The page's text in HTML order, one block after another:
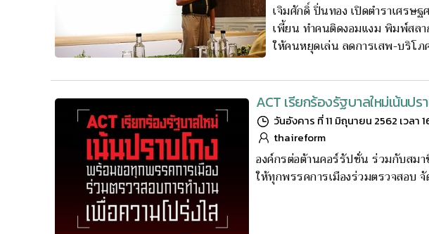
เจิมศักดิ์ ปิ่นทอง เปิดตำราเศรษ
เพี้ยน ทำคนติดงอมแงม พิมพ์สล
ให้คนหยุดเล่น ลดการเสพ-บริโภ
ACT เรียกร้องรัฐบาลใหม่เน้นป
วันอังคาร ที่ 11 มิถุนายน 2562 เวลา
thaireform
องค์กรต่อต้านคอร์รัปชั่น ร่วมกับสมา
ให้ทุกพรรคการเมืองร่วมตรวจสอบ